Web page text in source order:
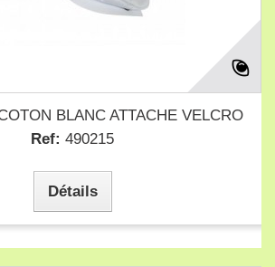
BLANC ATTACHE VELCRO
Ref: 490215
Détails